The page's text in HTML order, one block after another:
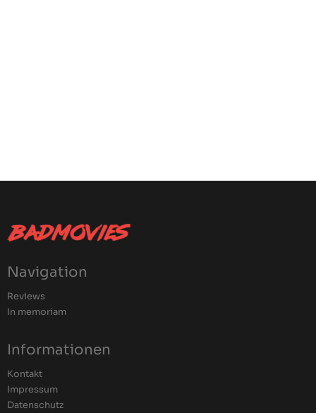
Navigation
Reviews
In memoriam
Informationen
Kontakt
Impressum
Datenschutz